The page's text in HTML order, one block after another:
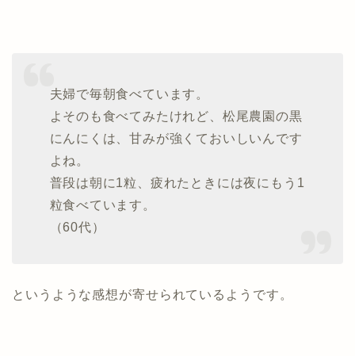
夫婦で毎朝食べています。
よそのも食べてみたけれど、松尾農園の黒
にんにくは、甘みが強くておいしいんです
よね。
普段は朝に1粒、疲れたときには夜にもう1
粒食べています。
（60代）
というような感想が寄せられているようです。